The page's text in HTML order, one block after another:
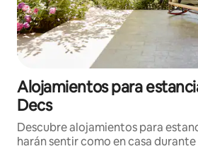
Alojamientos para
Decs
Descubre alojamientos para
harán sentir como en casa durante